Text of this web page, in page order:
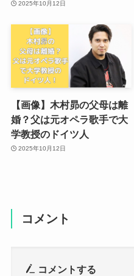
2025年10月12日
【画像】木村昴の父母は離
婚？父は元オペラ歌手で大
学教授のドイツ人
2025年10月12日
コメント
コメントする